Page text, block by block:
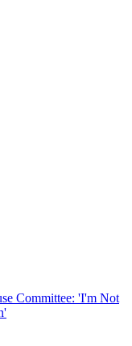
Committee: 'I'm Not